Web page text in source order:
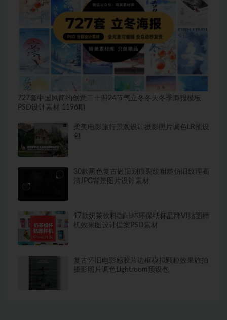
727套中国风简约创意二十四24节气立冬冬天冬季海报模板
PSD设计素材 1196期
柔美电影旅行景观设计摄影照片调色LR预设
包
30款黑色复古做旧划痕裂纹粗糙仿旧纹理高
清JPG背景图片设计素材
17款奶茶饮料咖啡杯环保纸杯品牌VI贴图样
机效果图设计提案PSD素材
复古怀旧电影感胶片边框模拟颗粒效果旅拍
摄影照片调色Lightroom预设包